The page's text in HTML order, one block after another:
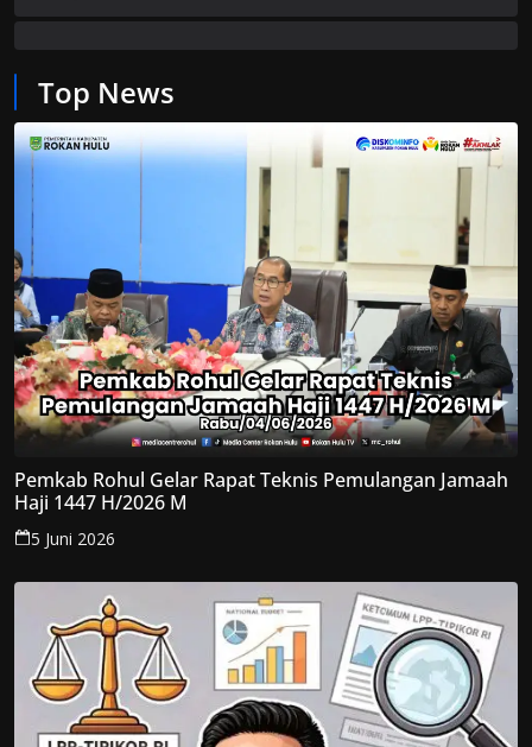
Top News
Pemkab Rohul Gelar Rapat Teknis Pemulangan Jamaah
Haji 1447 H/2026 M
5 Juni 2026